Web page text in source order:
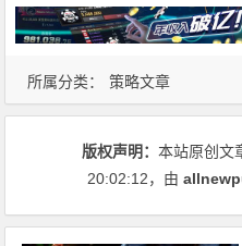
所属分类： 策略文章
版权声明：本站原创文
20:02:12，由